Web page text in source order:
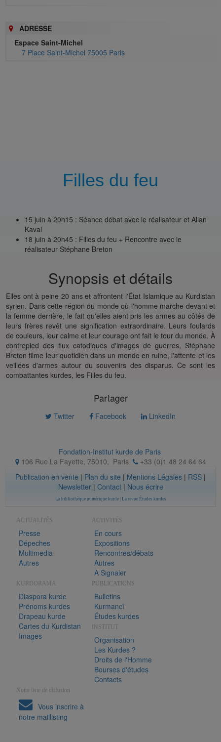
ADRESSE
Espace Saint-Michel
7 Place Saint-Michel 75005 Paris
Filles du feu
15 juin à 20h15 : Séance débat avec le réalisateur et Allan
Kaval
18 juin à 20h45 : Filles du feu + Rencontre avec le
réalisateur Stéphane Breton
Synopsis et détails
Elles ont à peine 20 ans et affrontent l'État Islamique au Kurdistan
syrien. Dans cette région du monde où l'homme marche devant et
la femme derrière, le fait qu'elles aient pris les armes au côtés de
leurs frères revêt une signification extraordinaire. Leurs foulards
de couleurs, leur calme et leur courage ont fait le tour du monde. À
contrepied des flux catodiques d'images de guerres, Stéphane
Breton filme leur quotidien dans un monde en ruine, l'attente et les
veillées d'armes autour du souvenirs des disparus. Ce sont les
combattantes kurdes, les Filles du feu.
Partager
Twitter Facebook LinkedIn
Fondation-Institut kurde de Paris
106 Rue La Fayette, 75010
Paris
+33 (0)1 48 24 64 64
Publication en vente | Plan du site | Mentions Légales | RSS |
Newsletter| Contact| Nous écrire
La bibliothèque numérique kurde| La revue Études kurdes
ACTUALITÉS
Presse
Dépeches
Multimedia
Autres
ACTIVITÉS
En cours
Expositions
Rencontres/débats
Autres
A Signaler
KURDORAMA
Diaspora kurde
Prénoms kurdes
Drapeau kurde
Cartes du Kurdistan
Images
PUBLICATIONS
Bulletins
Kurmancî
Études kurdes
INSTITUT
Organisation
Les Kurdes ?
Droits de l'Homme
Bourses d'études
Contacts
Notre liste de diffusion
Vous inscrire à
notre maillisting